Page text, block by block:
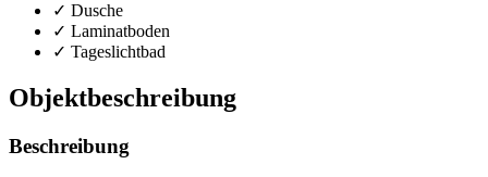
✓ Dusche
✓ Laminatboden
✓ Tageslichtbad
Objekt­beschreibung
Beschreibung